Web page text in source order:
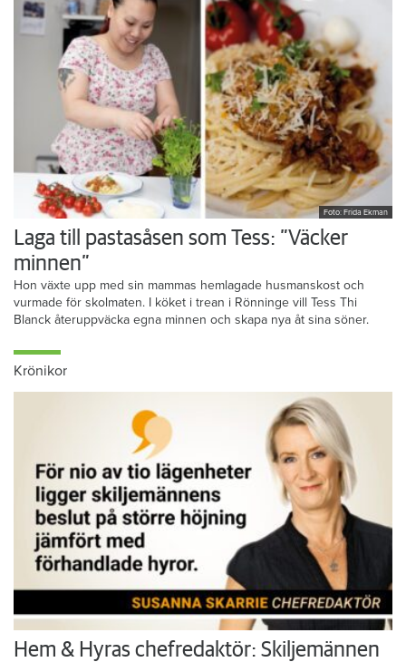
Foto: Frida Ekman
Laga till pastasåsen som Tess: ”Väcker
minnen”
Hon växte upp med sin mammas hemlagade husmanskost och
vurmade för skolmaten. I köket i trean i Rönninge vill Tess Thi
Blanck återuppväcka egna minnen och skapa nya åt sina söner.
Krönikor
Hem & Hyras chefredaktör: Skiljemännen